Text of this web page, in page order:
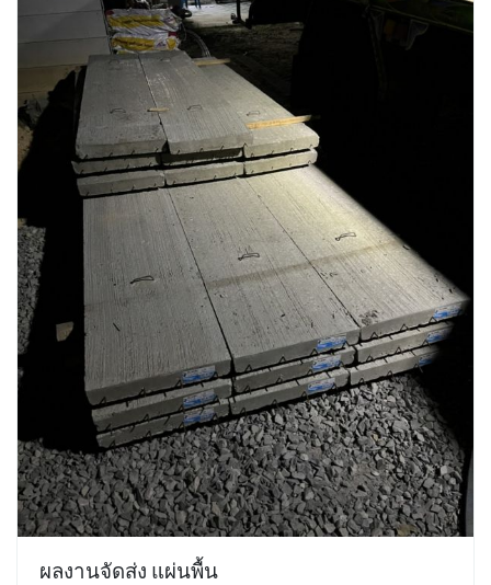
ผลงานจัดส่ง แผ่นพื้น